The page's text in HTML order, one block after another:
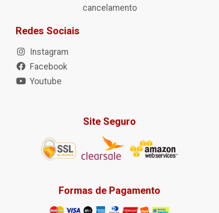
cancelamento
Redes Sociais
Instagram
Facebook
Youtube
Site Seguro
Formas de Pagamento